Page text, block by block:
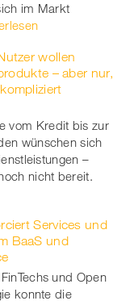
im Markt
wollen
– aber nur,
vom Kredit bis zur
wünschen sich
–
nicht bereit.
Services und
BaaS und
und Open
konnte die